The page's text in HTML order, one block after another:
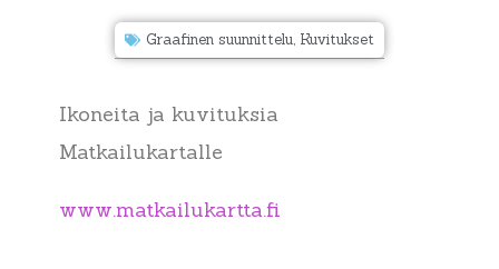
Graafinen suunnittelu, Kuvitukset
Ikoneita ja kuvituksia
Matkailukartalle
www.matkailukartta.fi